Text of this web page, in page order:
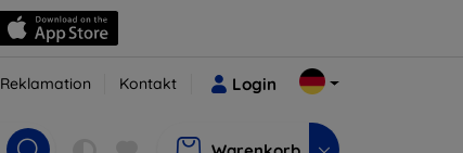
Reklamation Kontakt Login